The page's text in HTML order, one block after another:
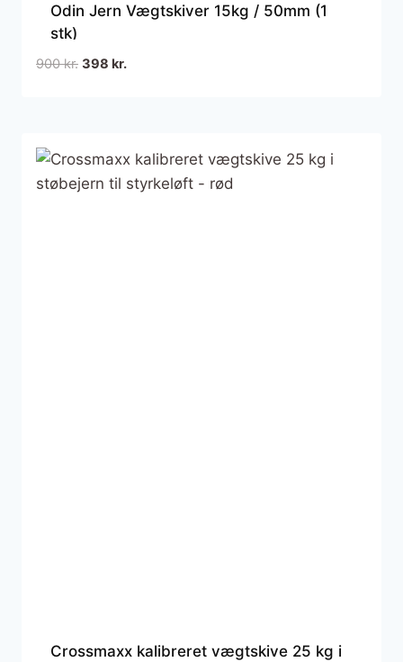
Odin Jern Vægtskiver 15kg / 50mm (1
stk)
900kr. Den
398 kr.Den
Crossmaxx kalibreret vægtskive 25 kg i